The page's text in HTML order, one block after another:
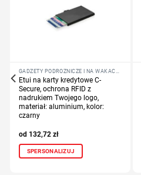
GADŻETY PODRÓŻNICZE I NA WAKACJE
Etui na karty kredytowe C-
Secure, ochrona RFID z
nadrukiem Twojego logo,
materiał: aluminium, kolor:
czarny
132,72 zł
SPERSONALIZUJ